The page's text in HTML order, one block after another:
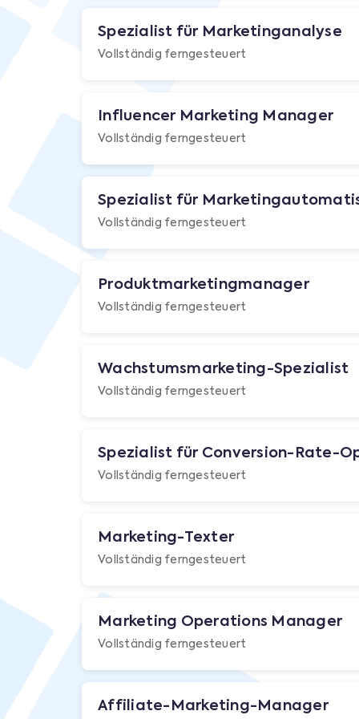
Spezialist für Marketinganalyse
Vollständig ferngesteuert
Influencer Marketing Manager
Vollständig ferngesteuert
Spezialist für
Vollständig ferngesteuert
Produktmarketingmanager
Vollständig ferngesteuert
Wachstumsmarketing-Spezialist
Vollständig ferngesteuert
Spezialist für Conversion-Rate-
Vollständig ferngesteuert
Marketing-Texter
Vollständig ferngesteuert
Marketing Operations Manager
Vollständig ferngesteuert
Affiliate-Marketing-Manager